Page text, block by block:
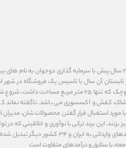
برند کوتون در سال ۱۹۹۸، یعنی حدود ۲۵ سال پیش با سرمایه گذاری
آن سال با تاسیس یک فروشگاه در شهر
باشد که کار این برند در یک فروشگاه کوچک که تنها ۲۵
کفش و اکسسوری می باشد. ناگفته نماند
مورد استفبال قرار گفتن محصولات شان،
بزنند. این برند ترکی با نوآوری ‌و خلاقیتی که
خرج می‌دهد به یکی از محبوب‌ترین برندهای
با سلایق و درآمدهای متفاوت است